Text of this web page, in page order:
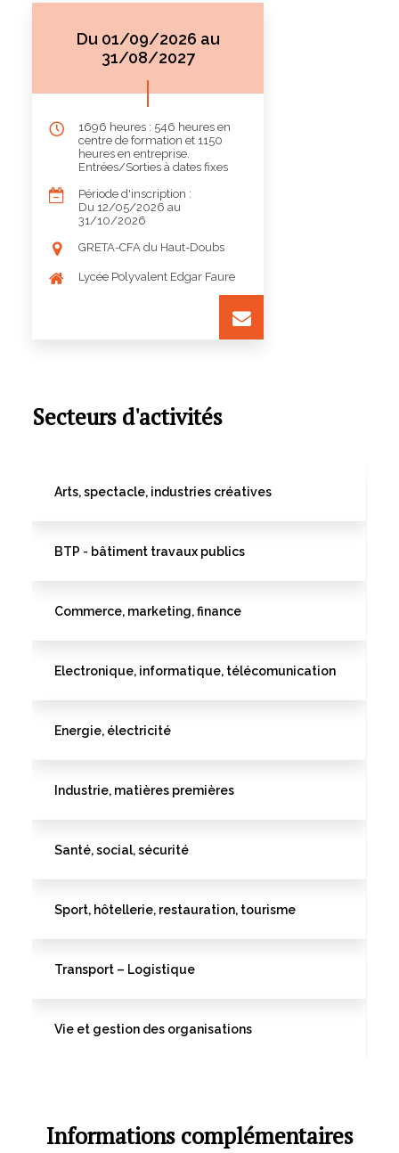
Du 01/09/2026 au
31/08/2027
1696 heures : 546 heures en
centre de formation et 1150
heures en entreprise.
Entrées/Sorties à dates fixes
Période d'inscription :
Du 12/05/2026 au
31/10/2026
GRETA-CFA du Haut-Doubs
Lycée Polyvalent Edgar Faure
Secteurs d'activités
Arts, spectacle, industries créatives
BTP - bâtiment travaux publics
Commerce, marketing, finance
Electronique, informatique, télécomunication
Energie, électricité
Industrie, matières premières
Santé, social, sécurité
Sport, hôtellerie, restauration, tourisme
Transport – Logistique
Vie et gestion des organisations
Informations complémentaires